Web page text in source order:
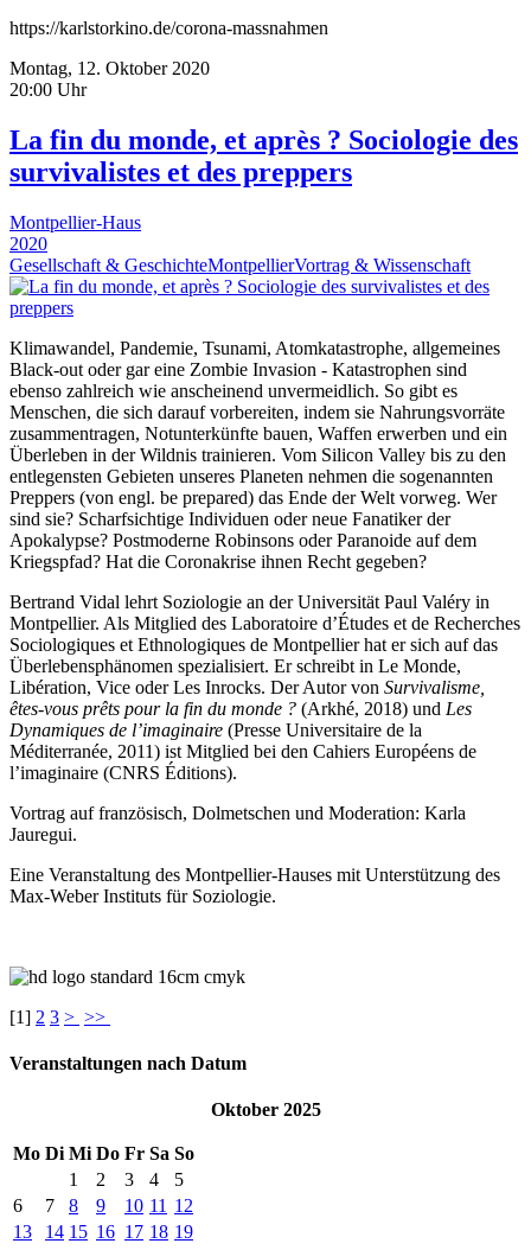
https://karlstorkino.de/corona-massnahmen
Montag, 12. Oktober 2020
20:00 Uhr
La fin du monde, et après ? Sociologie des
survivalistes et des preppers
Montpellier-Haus
2020
Gesellschaft & GeschichteMontpellierVortrag & Wissenschaft
Klimawandel, Pandemie, Tsunami, Atomkatastrophe, allgemeines
Black-out oder gar eine Zombie Invasion - Katastrophen sind
ebenso zahlreich wie anscheinend unvermeidlich. So gibt es
Menschen, die sich darauf vorbereiten, indem sie Nahrungsvorräte
zusammentragen, Notunterkünfte bauen, Waffen erwerben und ein
Überleben in der Wildnis trainieren. Vom Silicon Valley bis zu den
entlegensten Gebieten unseres Planeten nehmen die sogenannten
Preppers (von engl. be prepared) das Ende der Welt vorweg. Wer
sind sie? Scharfsichtige Individuen oder neue Fanatiker der
Apokalypse? Postmoderne Robinsons oder Paranoide auf dem
Kriegspfad? Hat die Coronakrise ihnen Recht gegeben?
Bertrand Vidal lehrt Soziologie an der Universität Paul Valéry in
Montpellier. Als Mitglied des Laboratoire d’Études et de Recherches
Sociologiques et Ethnologiques de Montpellier hat er sich auf das
Überlebensphänomen spezialisiert. Er schreibt in Le Monde,
Libération, Vice oder Les Inrocks. Der Autor von Survivalisme,
êtes-vous prêts pour la fin du monde ? (Arkhé, 2018) und Les
Dynamiques de l’imaginaire (Presse Universitaire de la
Méditerranée, 2011) ist Mitglied bei den Cahiers Européens de
l’imaginaire (CNRS Éditions).
Vortrag auf französisch, Dolmetschen und Moderation: Karla
Jauregui.
Eine Veranstaltung des Montpellier-Hauses mit Unterstützung des
Max-Weber Instituts für Soziologie.
[1] 2 3 > >>
Veranstaltungen nach Datum
Oktober 2025
Mo Di Mi Do Fr Sa So
1
2 3 4
5
6
7 8 9 10 11 12
13
14 15 16 17 18 19